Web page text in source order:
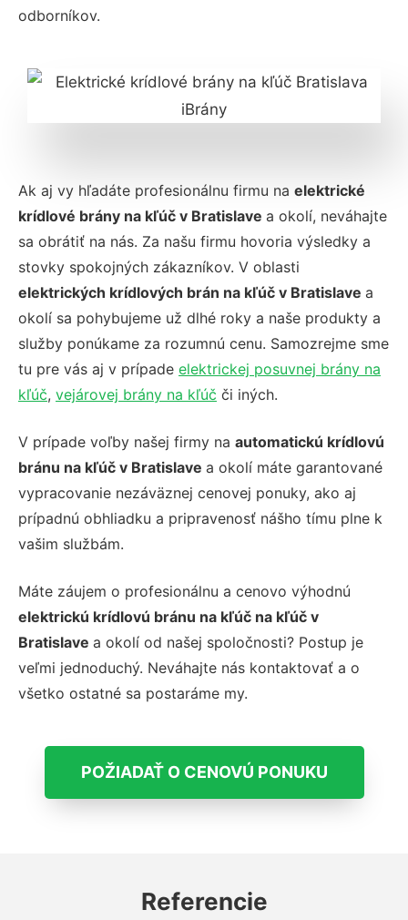
odborníkov.
Ak aj vy hľadáte profesionálnu firmu na elektrické
krídlové brány na kľúč v Bratislave a okolí, neváhajte
sa obrátiť na nás. Za našu firmu hovoria výsledky a
stovky spokojných zákazníkov. V oblasti
elektrických krídlových brán na kľúč v Bratislave a
okolí sa pohybujeme už dlhé roky a naše produkty a
služby ponúkame za rozumnú cenu. Samozrejme sme
tu pre vás aj v prípade elektrickej posuvnej brány na
kľúč, vejárovej brány na kľúč či iných.
V prípade voľby našej firmy na automatickú krídlovú
bránu na kľúč v Bratislave a okolí máte garantované
vypracovanie nezáväznej cenovej ponuky, ako aj
prípadnú obhliadku a pripravenosť nášho tímu plne k
vašim službám.
Máte záujem o profesionálnu a cenovo výhodnú
elektrickú krídlovú bránu na kľúč na kľúč v
Bratislave a okolí od našej spoločnosti? Postup je
veľmi jednoduchý. Neváhajte nás kontaktovať a o
všetko ostatné sa postaráme my.
POŽIADAŤ O CENOVÚ PONUKU
Referencie